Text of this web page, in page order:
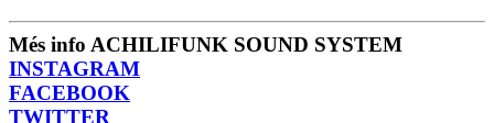
Més info ACHILIFUNK SOUND SYSTEM
INSTAGRAM
FACEBOOK
TWITTER